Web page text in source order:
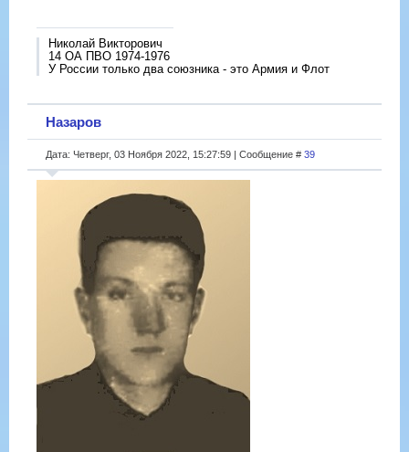
Николай Викторович
14 ОА ПВО 1974-1976
У России только два союзника - это Армия и Флот
Назаров
Дата: Четверг, 03 Ноября 2022, 15:27:59 | Сообщение # 39